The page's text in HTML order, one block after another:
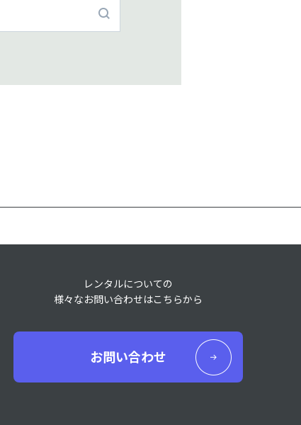
レンタルについての
様々なお問い合わせはこちらから
お問い合わせ